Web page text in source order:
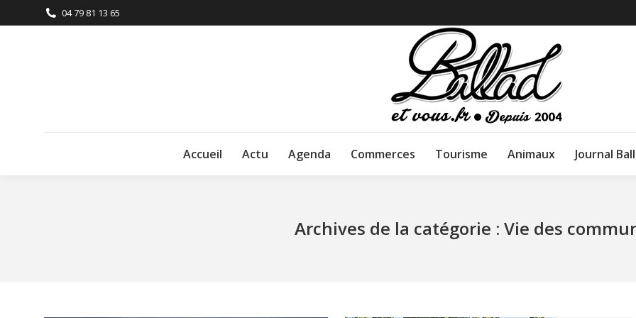
04 79 81 13 65
Accueil Actu Agenda Commerces Tourisme Animaux Journal
Archives de la catégorie : Vie des